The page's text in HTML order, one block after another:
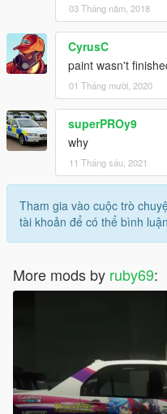
03 Tháng năm, 2018
CyrusC
paint wasn't
01 Tháng mười, 2020
superPROy9
why
11 Tháng sáu, 2021
Tham gia vào cuộc trò
tài khoản để có thể bình
More mods by ruby69: